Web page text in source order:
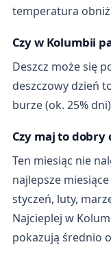
temperatura
Czy w Kolumbii
Deszcz może się
deszczowy dzień
burze (ok. 25%
Czy maj to dobry
Ten miesiąc nie
najlepsze
styczeń, luty,
Najcieplej w
pokazują średnio